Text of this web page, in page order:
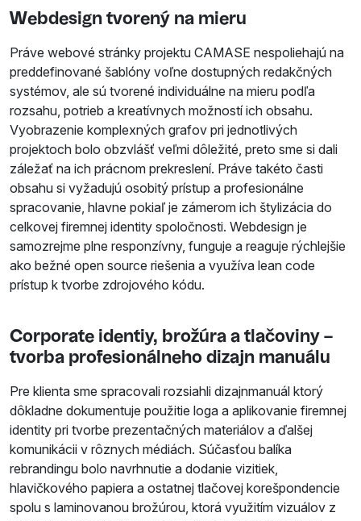
Webdesign tvorený na mieru
Práve webové stránky projektu CAMASE nespoliehajú na
preddefinované šablóny voľne dostupných redakčných
systémov, ale sú tvorené individuálne na mieru podľa
rozsahu, potrieb a kreatívnych možností ich obsahu.
Vyobrazenie komplexných grafov pri jednotlivých
projektoch bolo obzvlášť veľmi dôležité, preto sme si dali
záležať na ich prácnom prekreslení. Práve takéto časti
obsahu si vyžadujú osobitý prístup a profesionálne
spracovanie, hlavne pokiaľ je zámerom ich štylizácia do
celkovej firemnej identity spoločnosti. Webdesign je
samozrejme plne responzívny, funguje a reaguje rýchlejšie
ako bežné open source riešenia a využíva lean code
prístup k tvorbe zdrojového kódu.
Corporate identiy, brožúra a tlačoviny –
tvorba profesionálneho dizajn manuálu
Pre klienta sme spracovali rozsiahli dizajnmanuál ktorý
dôkladne dokumentuje použitie loga a aplikovanie firemnej
identity pri tvorbe prezentačných materiálov a ďalšej
komunikácii v rôznych médiách. Súčasťou balíka
rebrandingu bolo navrhnutie a dodanie vizitiek,
hlavičkového papiera a ostatnej tlačovej korešpondencie
spolu s laminovanou brožúrou, ktorá využitím vizuálov z